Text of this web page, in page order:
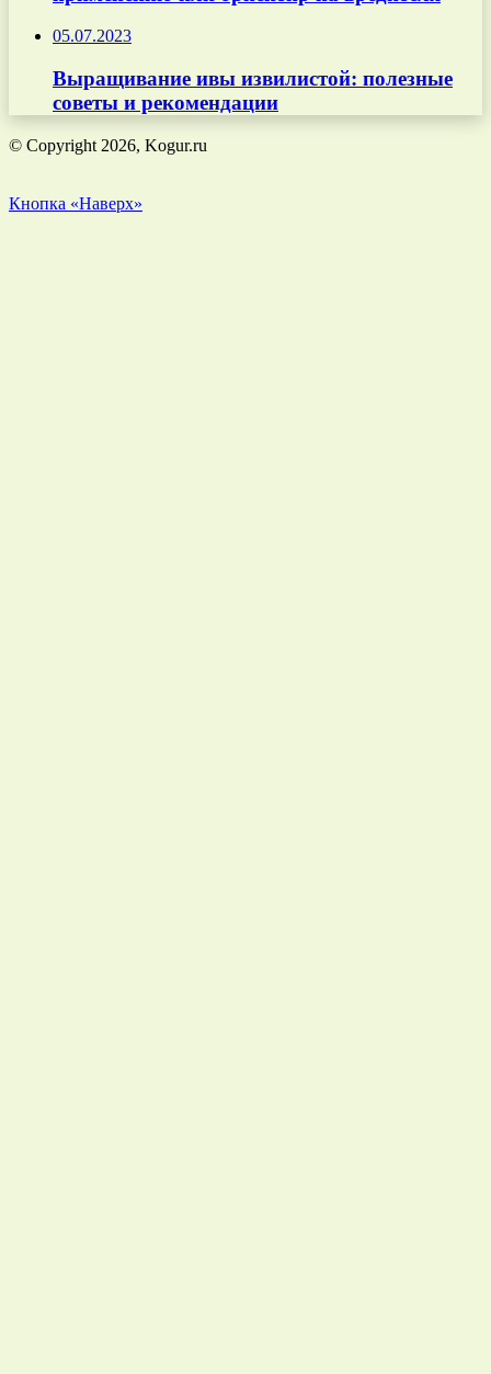
05.07.2023
Выращивание ивы извилистой: полезные
советы и рекомендации
© Copyright 2026, Kogur.ru
Кнопка «Наверх»